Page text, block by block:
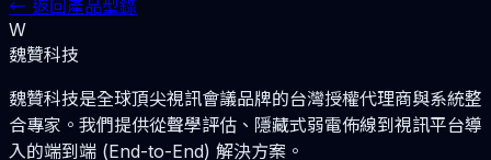
← 返回產品型錄
W
魏贊科技
魏贊科技是全球頂尖視訊會議品牌的台灣授權代理商與系統整
合專家。我們提供從聲學評估、隱藏式弱電佈線到視訊平台導
入的端到端 (End-to-End) 解決方案。